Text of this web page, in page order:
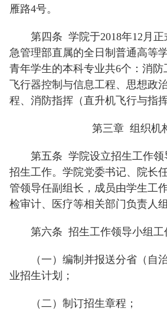
雁路4号。
第四条 学院于2018年12月
急管理部直属的全日制普通高等
青年学生的本科专业共6个：消防
飞行器控制与信息工程、思想政
程、消防指挥（直升机飞行与指
第三章 组织机
第五条 学院设立招生工作
招生工作。学院党委书记、院长
管领导任副组长，成员由学生工
检审计、医疗等相关部门负责人组
第六条 招生工作领导小组工
（一）编制并报送分省（自
业招生计划；
（二）制订招生章程；